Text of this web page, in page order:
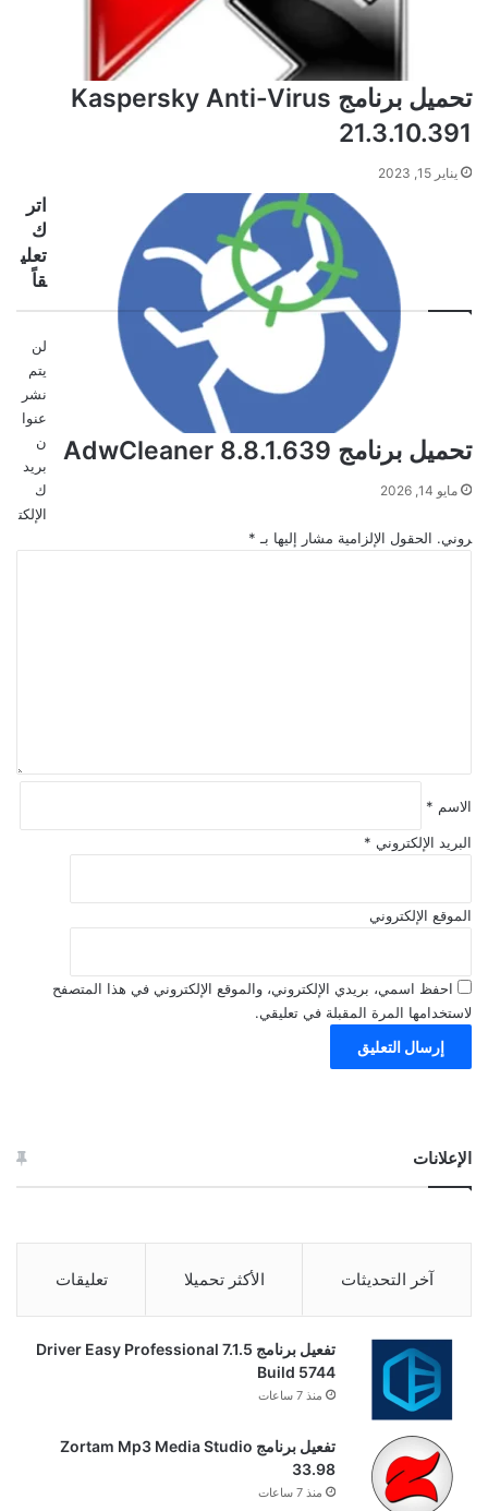
تحميل برنامج Kaspersky Anti-Virus
21.3.10.391
يناير 15, 2023
تحميل برنامج AdwCleaner 8.8.1.639
مايو 14, 2026
اتر
ك
تعلي
قاً
لن
يتم
نشر
عنوا
ن
بريد
ك
الإلكت
روني. الحقول الإلزامية مشار إليها بـ *
الاسم *
البريد الإلكتروني *
الموقع الإلكتروني
احفظ اسمي، بريدي الإلكتروني، والموقع الإلكتروني في هذا المتصفح
لاستخدامها المرة المقبلة في تعليقي.
الإعلانات
آخر التحديثات الأكثر تحميلا تعليقات
تفعيل برنامج Driver Easy Professional 7.1.5
Build 5744
منذ 7 ساعات
تفعيل برنامج Zortam Mp3 Media Studio
33.98
منذ 7 ساعات